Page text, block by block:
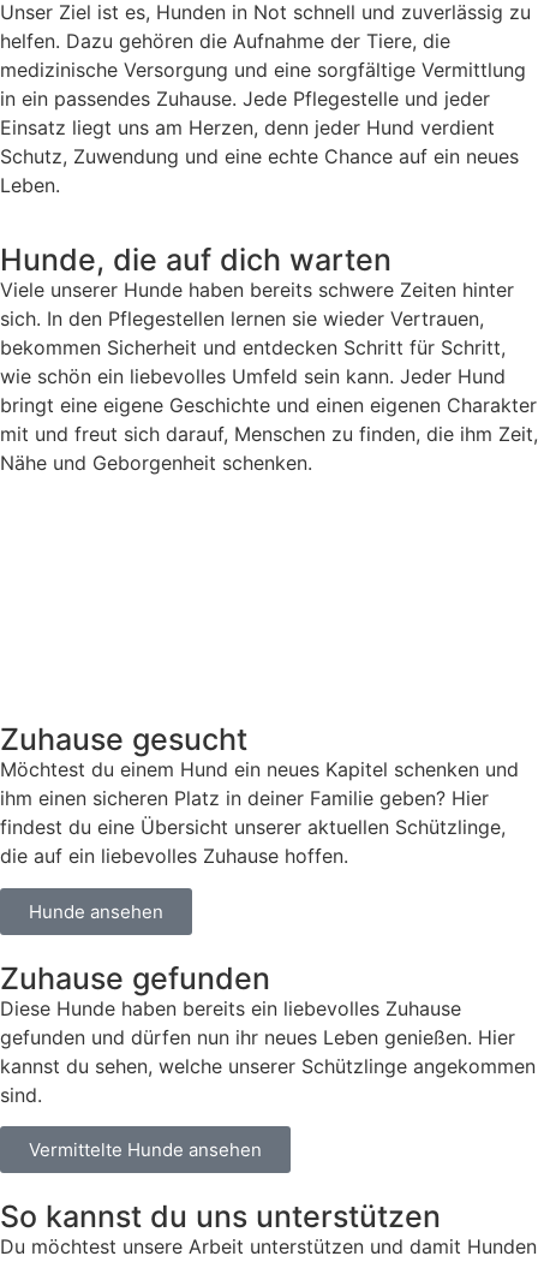
Unser Ziel ist es, Hunden in Not schnell und zuverlässig zu
helfen. Dazu gehören die Aufnahme der Tiere, die
medizinische Versorgung und eine sorgfältige Vermittlung
in ein passendes Zuhause. Jede Pflegestelle und jeder
Einsatz liegt uns am Herzen, denn jeder Hund verdient
Schutz, Zuwendung und eine echte Chance auf ein neues
Leben.
Hunde, die auf dich warten
Viele unserer Hunde haben bereits schwere Zeiten hinter
sich. In den Pflegestellen lernen sie wieder Vertrauen,
bekommen Sicherheit und entdecken Schritt für Schritt,
wie schön ein liebevolles Umfeld sein kann. Jeder Hund
bringt eine eigene Geschichte und einen eigenen Charakter
mit und freut sich darauf, Menschen zu finden, die ihm Zeit,
Nähe und Geborgenheit schenken.
Zuhause gesucht
Möchtest du einem Hund ein neues Kapitel schenken und
ihm einen sicheren Platz in deiner Familie geben? Hier
findest du eine Übersicht unserer aktuellen Schützlinge,
die auf ein liebevolles Zuhause hoffen.
Hunde ansehen
Zuhause gefunden
Diese Hunde haben bereits ein liebevolles Zuhause
gefunden und dürfen nun ihr neues Leben genießen. Hier
kannst du sehen, welche unserer Schützlinge angekommen
sind.
Vermittelte Hunde ansehen
So kannst du uns unterstützen
Du möchtest unsere Arbeit unterstützen und damit Hunden